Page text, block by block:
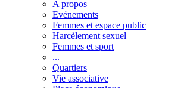
A propos
Evénements
Femmes et espace public
Harcèlement sexuel
Femmes et sport
...
Quartiers
Vie associative